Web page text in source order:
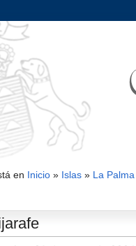
en Inicio» Islas» La Palma